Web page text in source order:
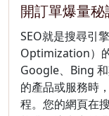
開訂單爆量秘
SEO就是搜尋引
Optimization）
Google、Bing
的產品或服務時
程。您的網頁在